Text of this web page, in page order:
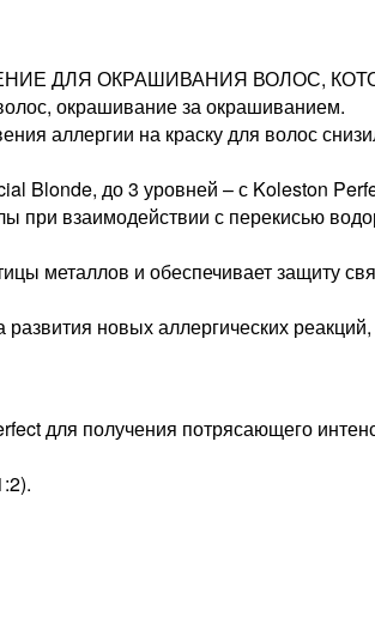
ДЛЯ ОКРАШИВАНИЯ ВОЛОС,
окрашивание за окрашиванием.
аллергии на краску для волос
Blonde, до 3 уровней – с Koleston
при взаимодействии с перекисью
металлов и обеспечивает защиту
новых аллергических
для получения потрясающего